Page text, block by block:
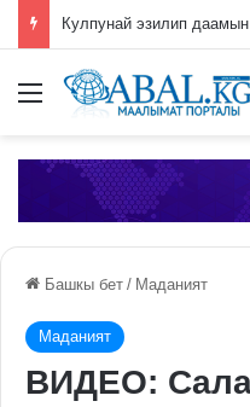
Меню
Башкы бет / Маданият
Маданият
ВИДЕО: